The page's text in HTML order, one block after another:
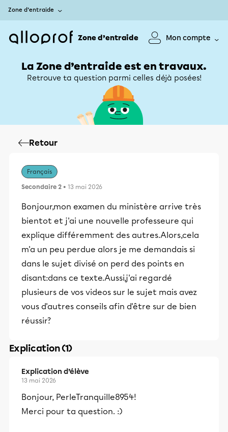
Zone d’entraide
Zone d’entraide Mon compte
La Zone d’entraide est en travaux.
Retrouve ta question parmi celles déjà posées!
Retour
Français
Secondaire 2 • 13 mai 2026
Bonjour,mon examen du ministère arrive très
bientot et j'ai une nouvelle professeure qui
explique différemment des autres.Alors,cela
m'a un peu perdue alors je me demandais si
dans le sujet divisé on perd des points en
disant:dans ce texte.Aussi,j'ai regardé
plusieurs de vos videos sur le sujet mais avez
vous d'autres conseils afin d'être sur de bien
réussir?
Explication (1)
Explication d’élève
13 mai 2026
Bonjour, PerleTranquille8954!
Merci pour ta question. :)